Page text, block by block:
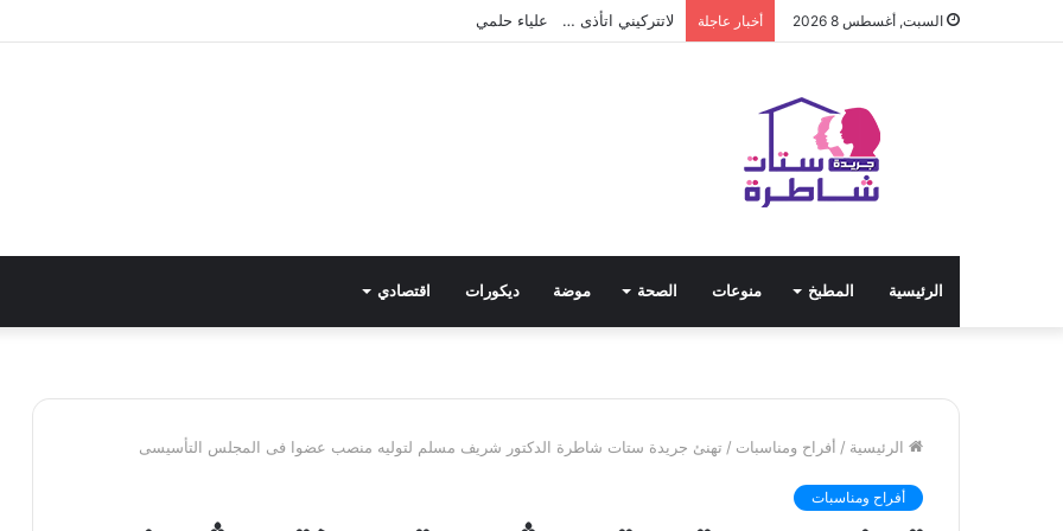
السبت, أغسطس 8 2026 أخبار عاجلة لاتتركيني اتأذى … علياء حلمي
الرئيسية المطبخ منوعات الصحة موضة ديكورات اقتصادي
الرئيسية / أفراح ومناسبات / تهنئ جريدة ستات شاطرة الدكتور شريف مسلم لتوليه منصب عضوا فى المجلس التأسيسى
أفراح ومناسبات